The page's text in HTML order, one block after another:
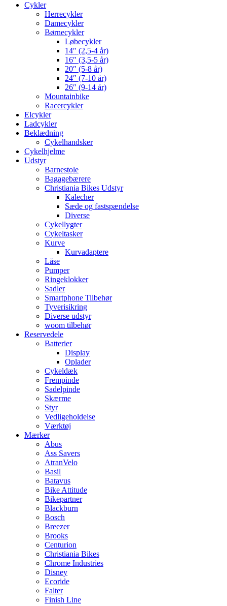
Cykler
Herrecykler
Damecykler
Børnecykler
Løbecykler
14″ (2,5-4 år)
16″ (3,5-5 år)
20″ (5-8 år)
24″ (7-10 år)
26″ (9-14 år)
Mountainbike
Racercykler
Elcykler
Ladcykler
Beklædning
Cykelhandsker
Cykelhjelme
Udstyr
Barnestole
Bagagebærere
Christiania Bikes Udstyr
Kalecher
Sæde og fastspændelse
Diverse
Cykellygter
Cykeltasker
Kurve
Kurvadaptere
Låse
Pumper
Ringeklokker
Sadler
Smartphone Tilbehør
Tyverisikring
Diverse udstyr
woom tilbehør
Reservedele
Batterier
Display
Oplader
Cykeldæk
Frempinde
Sadelpinde
Skærme
Styr
Vedligeholdelse
Værktøj
Mærker
Abus
Ass Savers
AtranVelo
Basil
Batavus
Bike Attitude
Bikepartner
Blackburn
Bosch
Breezer
Brooks
Centurion
Christiania Bikes
Chrome Industries
Disney
Ecoride
Falter
Finish Line